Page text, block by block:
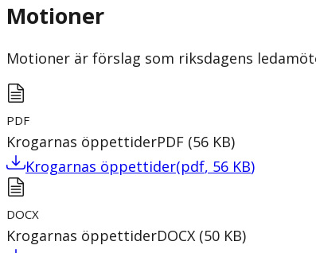
Motioner
Motioner är förslag som riksdagens
PDF
Krogarnas öppettiderPDF (56 KB)
Krogarnas öppettider(pdf, 56 KB)
DOCX
Krogarnas öppettiderDOCX (50 KB)